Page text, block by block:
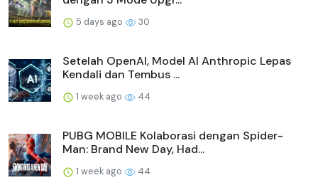
5 days ago 30
Setelah OpenAI, Model AI Anthropic Lepas
Kendali dan Tembus ...
1 week ago 44
PUBG MOBILE Kolaborasi dengan Spider-
Man: Brand New Day, Had...
1 week ago 44